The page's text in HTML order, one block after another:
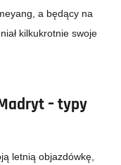
a będący na
kilkukrotnie swoje
– typy
letnią objazdówkę,